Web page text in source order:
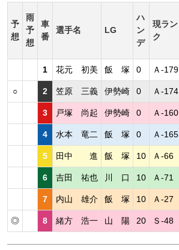
予
想
雨
予
想
車
番
選手名 LG
ハ
ン
デ
現ラン
ク
1 花元 初美 飯 塚 0 Ａ-179
○ 2 笠原 三義 伊勢崎 0 Ａ-174
3 戸塚 尚起 伊勢崎 0 Ａ-160
4 水本 竜二 飯 塚 0 Ａ-165
5 田中 進 飯 塚 10 Ａ-66
6 吉田 祐也 川 口 10 Ａ-71
7 内山 雄介 飯 塚 10 Ａ-27
◎ 8 緒方 浩一 山 陽 20 Ｓ-48